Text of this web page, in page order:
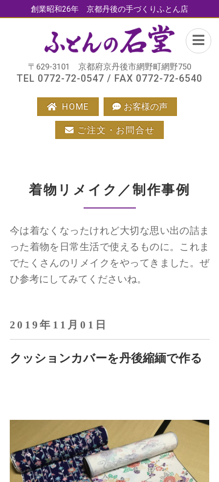
創業昭和26年 京都丹後の手づくりふとん店
〒629-3101 京都府京丹後市網野町網野750
TEL 0772-72-0547 / FAX 0772-72-6540
HOME お客様の声
ご注文・お問合せ
着物リメイク／制作事例
今は着なくなったけれど大切な思い出の詰ま
った着物を日常生活で使えるものに。 これま
でたくさんのリメイクをやってきました。ぜ
ひ参考にしてみてくださいね。
2019年11月01日
クッションカバーを丹後縮緬で作る